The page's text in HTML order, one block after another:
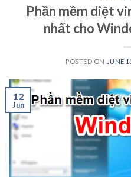
Phần mềm diệt
nhất cho
POSTED ON JUNE
12
Jun